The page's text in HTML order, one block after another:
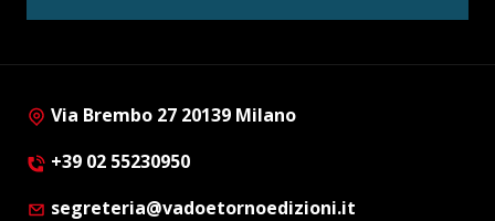
Via Brembo 27 20139 Milano
+39 02 55230950
segreteria@vadoetornoedizioni.it